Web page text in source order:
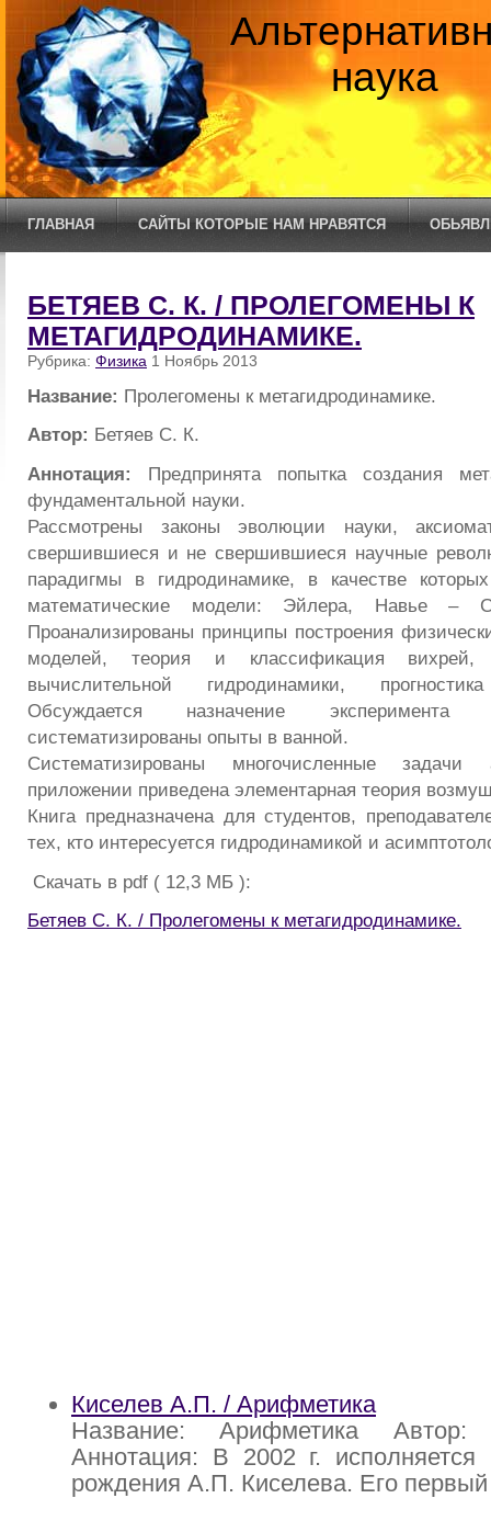
наука
ГЛАВНАЯ САЙТЫ КОТОРЫЕ НАМ НРАВЯТСЯ
БЕТЯЕВ С. К. / ПРОЛЕГОМЕНЫ К
МЕТАГИДРОДИНАМИКЕ.
Рубрика: Физика 1 Ноябрь 2013
Название: Пролегомены к метагидродинамике.
Автор: Бетяев С. К.
Аннотация: Предпринята попытка создания
фундаментальной науки.
Рассмотрены законы эволюции науки,
свершившиеся и не свершившиеся научные
парадигмы в гидродинамике, в качестве
математические модели: Эйлера, Навье –
Проанализированы принципы построения
моделей, теория и классификация вихрей,
вычислительной гидродинамики,
Обсуждается назначение эксперимента
систематизированы опыты в ванной.
Систематизированы многочисленные задачи
приложении приведена элементарная теория
Книга предназначена для студентов,
тех, кто интересуется гидродинамикой и
Скачать в pdf ( 12,3 МБ ):
Бетяев С. К. / Пролегомены к метагидродинамике.
Киселев А.П. / Арифметика
Название: Арифметика
Аннотация: В 2002 г.
рождения А.П. Киселева. Его первый